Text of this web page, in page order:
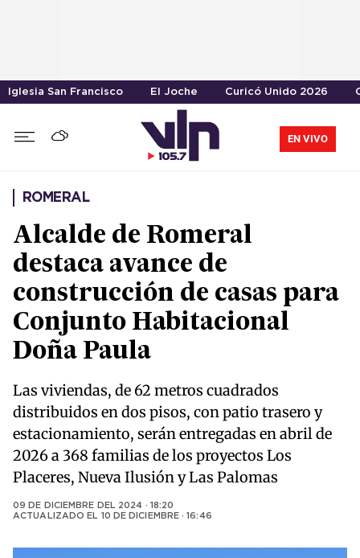
Iglesia San Francisco El Joche Curicó Unido 2026
EN VIVO
ROMERAL
Alcalde de Romeral
destaca avance de
construcción de casas para
Conjunto Habitacional
Doña Paula
Las viviendas, de 62 metros cuadrados
distribuidos en dos pisos, con patio trasero y
estacionamiento, serán entregadas en abril de
2026 a 368 familias de los proyectos Los
Placeres, Nueva Ilusión y Las Palomas
09 DE DICIEMBRE DEL 2024 · 18:20
ACTUALIZADO EL 10 DE DICIEMBRE · 16:46